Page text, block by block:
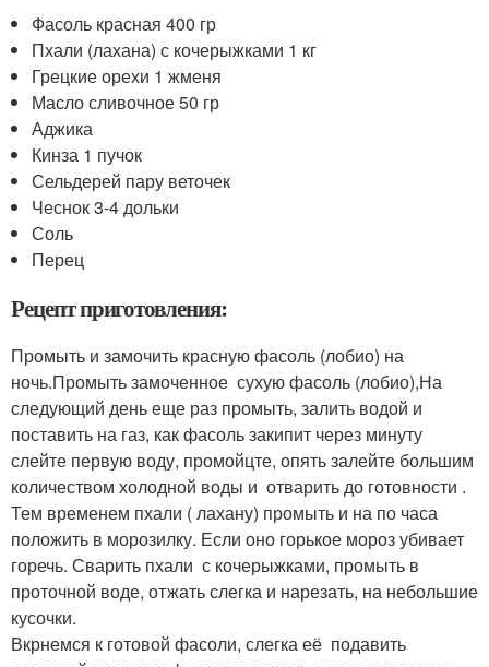
Фасоль красная 400 гр
Пхали (лахана) с кочерыжками 1 кг
Грецкие орехи 1 жменя
Масло сливочное 50 гр
Аджика
Кинза 1 пучок
Сельдерей пару веточек
Чеснок 3-4 дольки
Соль
Перец
Рецепт приготовления:
Промыть и замочить красную фасоль (лобио) на
ночь.Промыть замоченное сухую фасоль (лобио),На
следующий день еще раз промыть, залить водой и
поставить на газ, как фасоль закипит через минуту
слейте первую воду, промойцте, опять залейте большим
количеством холодной воды и отварить до готовности .
Тем временем пхали ( лахану) промыть и на по часа
положить в морозилку. Если оно горькое мороз убивает
горечь. Сварить пхали с кочерыжками, промыть в
проточной воде, отжать слегка и нарезать, на небольшие
кусочки.
Вкрнемся к готовой фасоли, слегка её подавить